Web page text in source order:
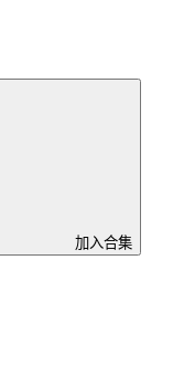
加入合集